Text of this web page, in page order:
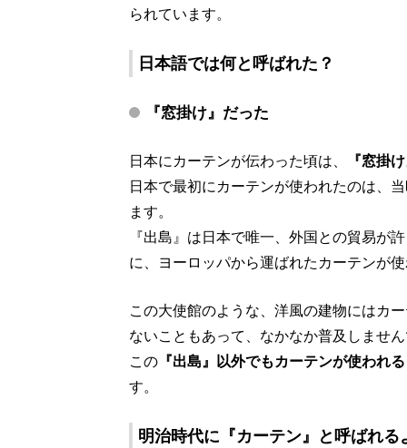
られています。
日本語では何と呼ばれた？
『窓掛け』だった
日本にカーテンが伝わった頃は、
『窓掛
日本で最初にカーテンが使われたのは、
ます。
『出島』は日本で唯一、外国との貿易が
に、ヨーロッパから運ばれたカーテンが
この大使館のような、洋風の建物にはカ
ないこともあって、なかなか普及しませ
この 『出島』以外でもカーテンが使われ
す。
明治時代に『カーテン』と呼ばれる